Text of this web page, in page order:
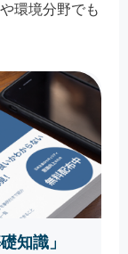
環境分野でも
知識」